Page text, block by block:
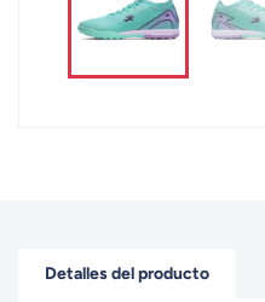
Detalles del producto